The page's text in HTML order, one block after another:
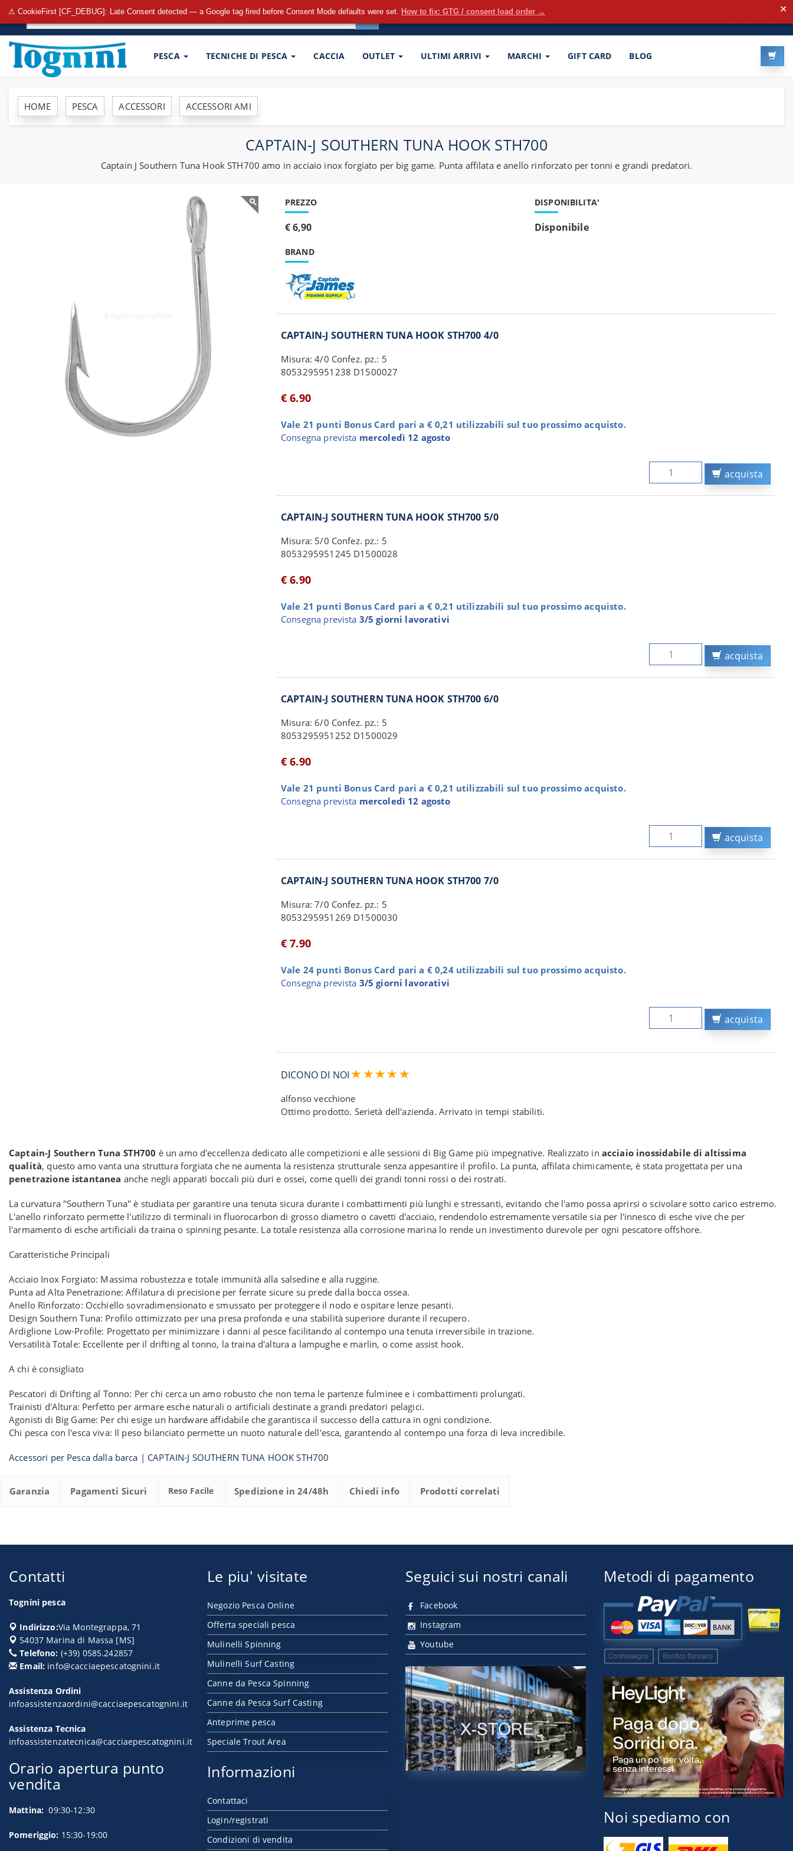
⚠ CookieFirst [CF_DEBUG]: Late Consent detected — a Google tag fired before Consent Mode defaults were set. How to fix: GTG / consent load order →
✕
PESCA TECNICHE DI PESCA CACCIA OUTLET ULTIMI ARRIVI MARCHI GIFT CARD BLOG
HOME PESCA ACCESSORI ACCESSORI AMI
CAPTAIN-J SOUTHERN TUNA HOOK STH700
Captain J Southern Tuna Hook STH700 amo in acciaio inox forgiato per big game. Punta affilata e anello rinforzato per tonni e grandi predatori.
PREZZO
€ 6,90
BRAND
DISPONIBILITA'
Disponibile
CAPTAIN-J SOUTHERN TUNA HOOK STH700 4/0
Misura: 4/0 Confez. pz.: 5
8053295951238 D1500027
€ 6.90
Vale 21 punti Bonus Card pari a € 0,21 utilizzabili sul tuo prossimo acquisto.
Consegna prevista mercoledì 12 agosto
acquista
CAPTAIN-J SOUTHERN TUNA HOOK STH700 5/0
Misura: 5/0 Confez. pz.: 5
8053295951245 D1500028
€ 6.90
Vale 21 punti Bonus Card pari a € 0,21 utilizzabili sul tuo prossimo acquisto.
Consegna prevista 3/5 giorni lavorativi
acquista
CAPTAIN-J SOUTHERN TUNA HOOK STH700 6/0
Misura: 6/0 Confez. pz.: 5
8053295951252 D1500029
€ 6.90
Vale 21 punti Bonus Card pari a € 0,21 utilizzabili sul tuo prossimo acquisto.
Consegna prevista mercoledì 12 agosto
acquista
CAPTAIN-J SOUTHERN TUNA HOOK STH700 7/0
Misura: 7/0 Confez. pz.: 5
8053295951269 D1500030
€ 7.90
Vale 24 punti Bonus Card pari a € 0,24 utilizzabili sul tuo prossimo acquisto.
Consegna prevista 3/5 giorni lavorativi
acquista
DICONO DI NOI
alfonso vecchione
Ottimo prodotto. Serietà dell'azienda. Arrivato in tempi stabiliti.
Captain-J Southern Tuna STH700 è un amo d'eccellenza dedicato alle competizioni e alle sessioni di Big Game più impegnative. Realizzato in acciaio inossidabile di altissima
qualità, questo amo vanta una struttura forgiata che ne aumenta la resistenza strutturale senza appesantire il profilo. La punta, affilata chimicamente, è stata progettata per una
penetrazione istantanea anche negli apparati boccali più duri e ossei, come quelli dei grandi tonni rossi o dei rostrati.
La curvatura "Southern Tuna" è studiata per garantire una tenuta sicura durante i combattimenti più lunghi e stressanti, evitando che l'amo possa aprirsi o scivolare sotto carico estremo.
L'anello rinforzato permette l'utilizzo di terminali in fluorocarbon di grosso diametro o cavetti d'acciaio, rendendolo estremamente versatile sia per l'innesco di esche vive che per
l'armamento di esche artificiali da traina o spinning pesante. La totale resistenza alla corrosione marina lo rende un investimento durevole per ogni pescatore offshore.
Caratteristiche Principali
Acciaio Inox Forgiato: Massima robustezza e totale immunità alla salsedine e alla ruggine.
Punta ad Alta Penetrazione: Affilatura di precisione per ferrate sicure su prede dalla bocca ossea.
Anello Rinforzato: Occhiello sovradimensionato e smussato per proteggere il nodo e ospitare lenze pesanti.
Design Southern Tuna: Profilo ottimizzato per una presa profonda e una stabilità superiore durante il recupero.
Ardiglione Low-Profile: Progettato per minimizzare i danni al pesce facilitando al contempo una tenuta irreversibile in trazione.
Versatilità Totale: Eccellente per il drifting al tonno, la traina d'altura a lampughe e marlin, o come assist hook.
A chi è consigliato
Pescatori di Drifting al Tonno: Per chi cerca un amo robusto che non tema le partenze fulminee e i combattimenti prolungati.
Trainisti d'Altura: Perfetto per armare esche naturali o artificiali destinate a grandi predatori pelagici.
Agonisti di Big Game: Per chi esige un hardware affidabile che garantisca il successo della cattura in ogni condizione.
Chi pesca con l'esca viva: Il peso bilanciato permette un nuoto naturale dell'esca, garantendo al contempo una forza di leva incredibile.
Accessori per Pesca dalla barca | CAPTAIN-J SOUTHERN TUNA HOOK STH700
Garanzia Pagamenti Sicuri Reso Facile Spedizione in 24/48h Chiedi info Prodotti correlati
Contatti
Tognini pesca
Indirizzo:Via Montegrappa, 71
54037 Marina di Massa [MS]
Telefono: (+39) 0585.242857
Email: info@cacciaepescatognini.it
Assistenza Ordini
infoassistenzaordini@cacciaepescatognini.it
Assistenza Tecnica
infoassistenzatecnica@cacciaepescatognini.it
Orario apertura punto
vendita
Mattina: 09:30-12:30
Pomeriggio: 15:30-19:00
Le piu' visitate
Negozio Pesca Online
Offerta speciali pesca
Mulinelli Spinning
Mulinelli Surf Casting
Canne da Pesca Spinning
Canne da Pesca Surf Casting
Anteprime pesca
Speciale Trout Area
Informazioni
Contattaci
Login/registrati
Condizioni di vendita
Seguici sui nostri canali
Facebook
Instagram
Youtube
Metodi di pagamento
Noi spediamo con